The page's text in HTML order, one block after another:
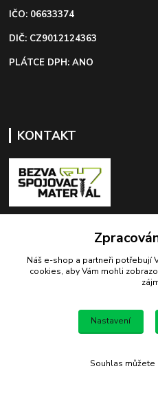
IČO: 06633374
DIČ: CZ9012124363
PLÁTCE DPH: ANO
KONTAKT
+420 603 418 822
odbyt@bezva-
Bezva
Náš e-shop a partneři potřebují
cookies, aby Vám mohli
Nastavení
Souhlas